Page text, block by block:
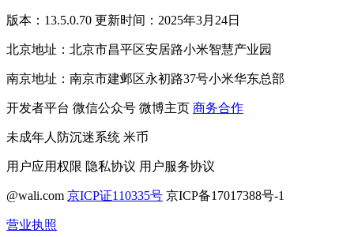
版本：13.5.0.70 更新时间：2025年3月24日
北京地址：北京市昌平区安居路小米智慧产业园
南京地址：南京市建邺区永初路37号小米华东总部
开发者平台 微信公众号 微博主页 商务合作
未成年人防沉迷系统 米币
用户应用权限 隐私协议 用户服务协议
@wali.com 京ICP证110335号 京ICP备17017388号-1
营业执照